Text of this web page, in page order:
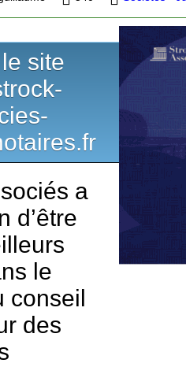
site
a
d’être
le
conseil
des